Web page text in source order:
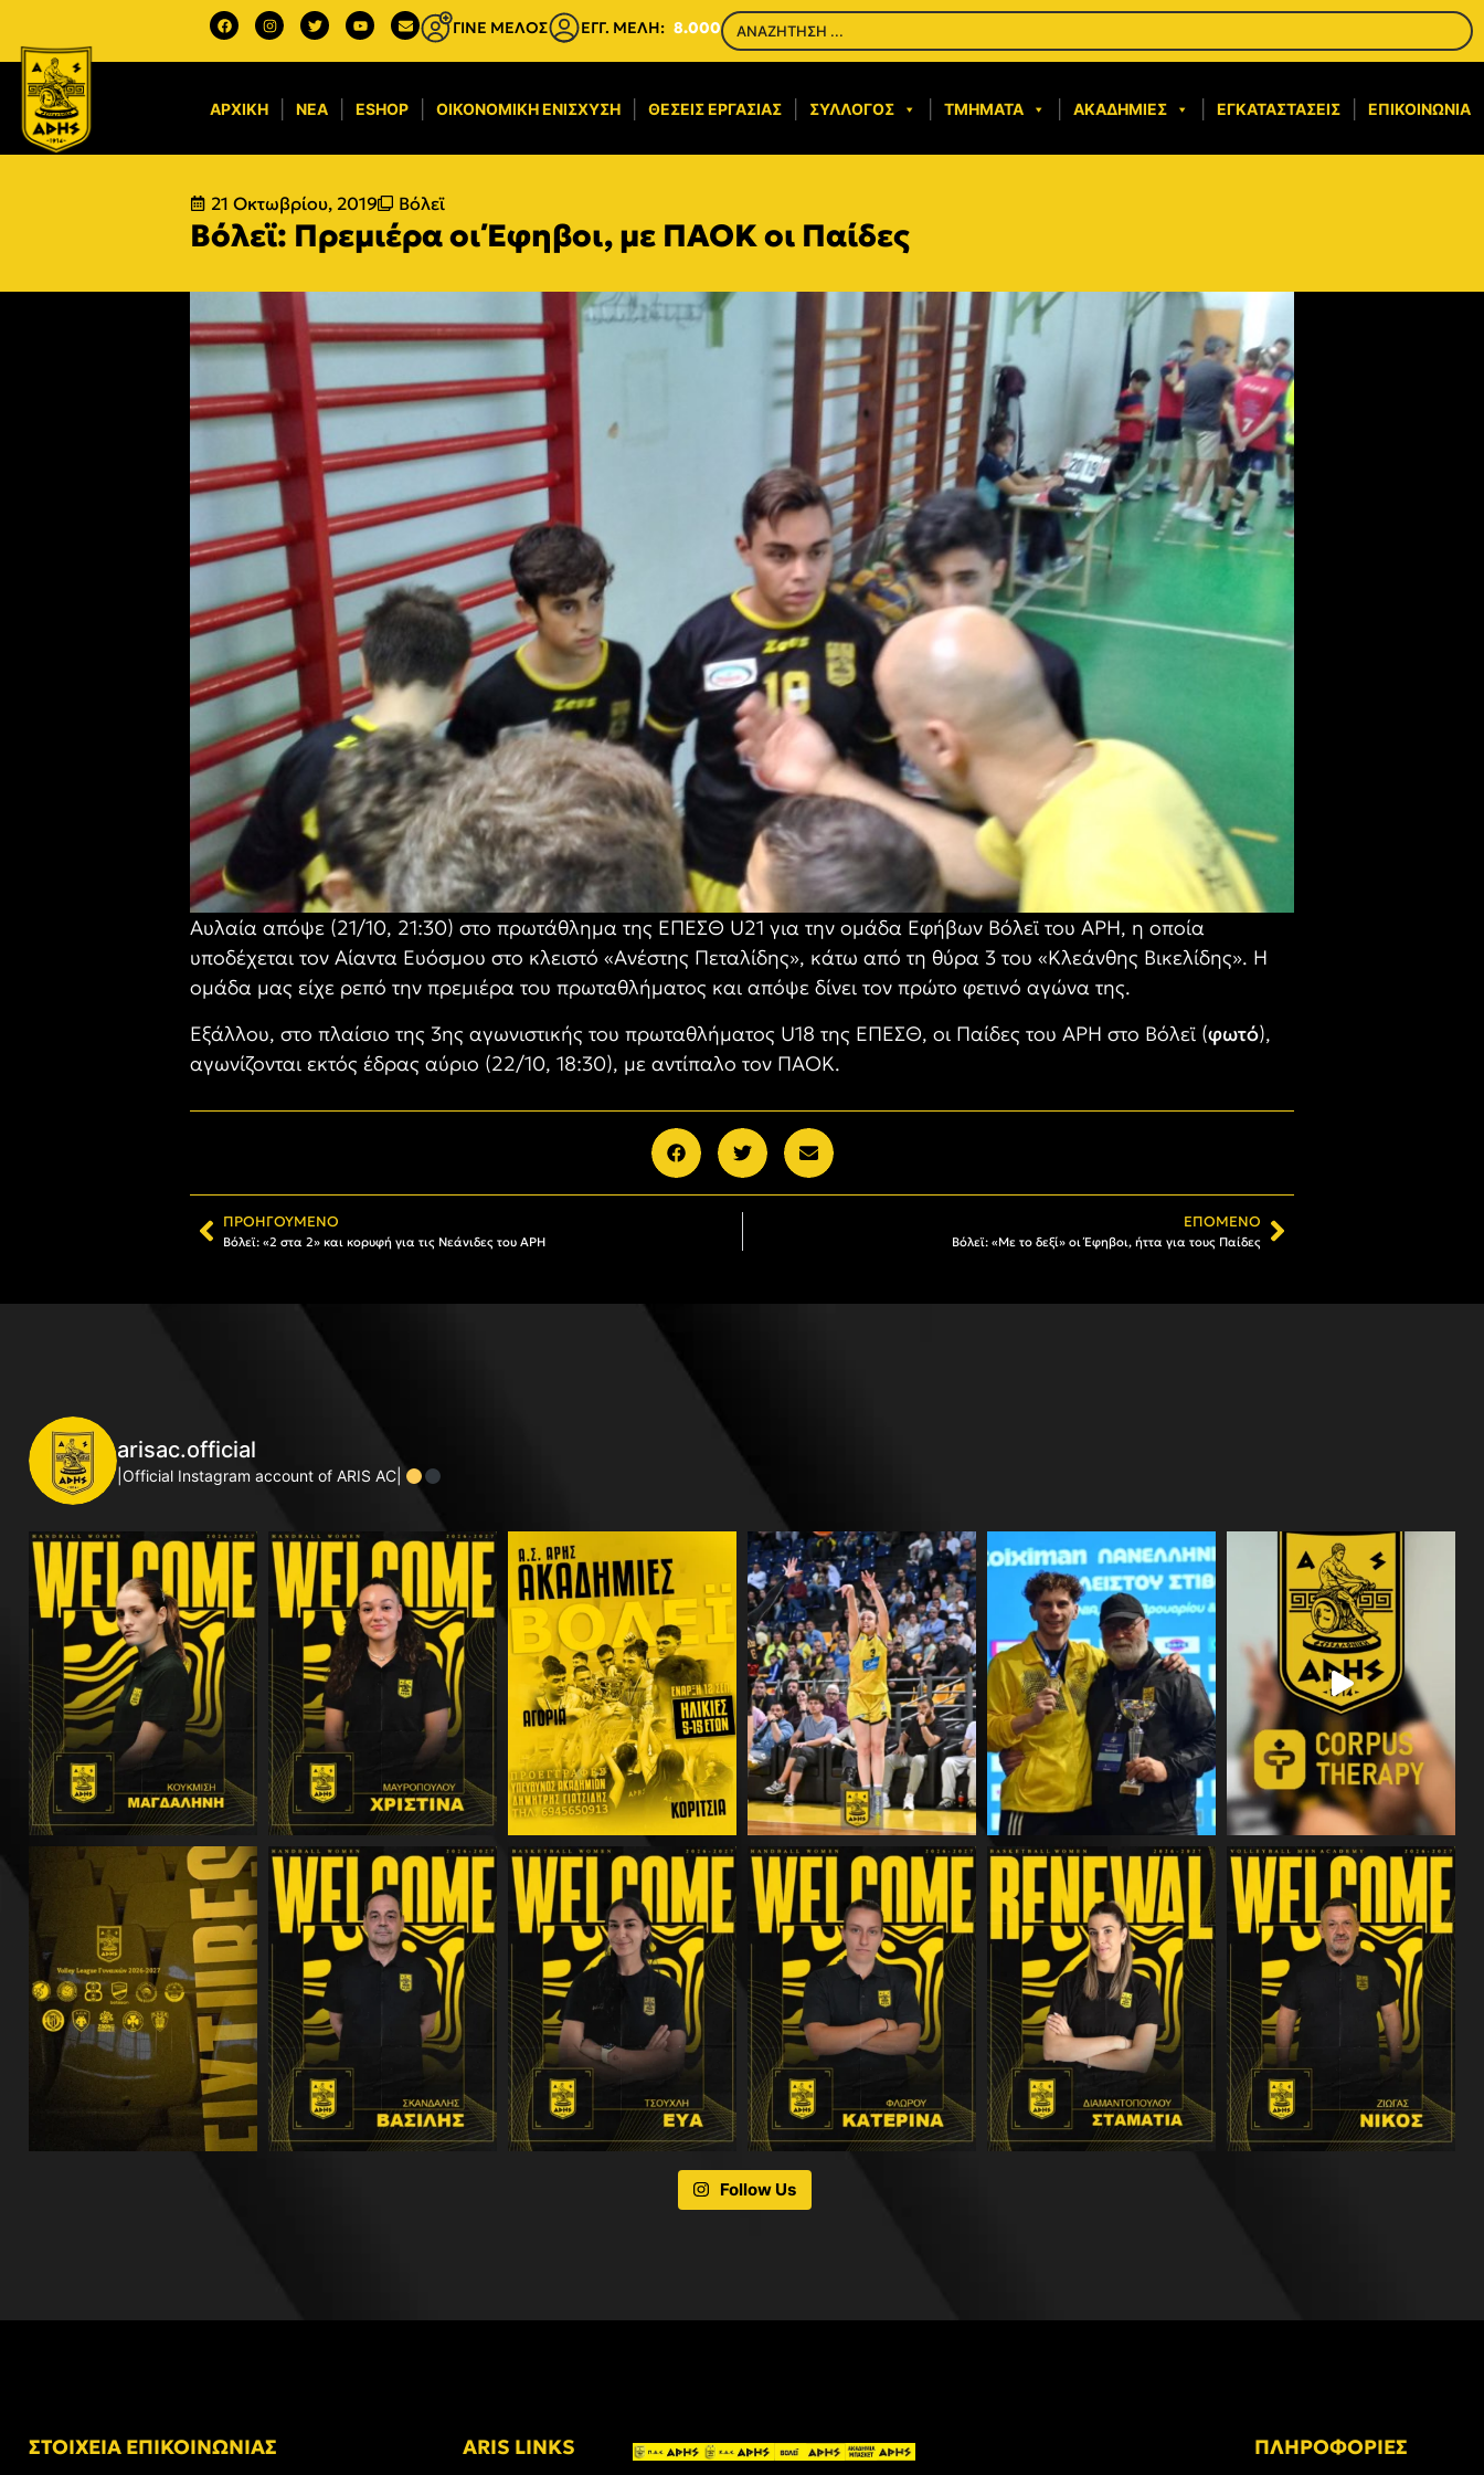
ΓΙΝΕ ΜΕΛΟΣ ΕΓΓ. ΜΕΛΗ: 8.000
ΑΡΧΙΚΉ ΝΈΑ ESHOP ΟΙΚΟΝΟΜΙΚΉ ΕΝΊΣΧΥΣΗ​ ΘΈΣΕΙΣ ΕΡΓΑΣΊΑΣ ΣΎΛΛΟΓΟΣ ΤΜΉΜΑΤΑ ΑΚΑΔΗΜΊΕΣ ΕΓΚΑΤΑΣΤΆΣΕΙΣ ΕΠΙΚΟΙΝΩΝΊΑ
21 Οκτωβρίου, 2019 Βόλεϊ
Βόλεϊ: Πρεμιέρα οι Έφηβοι, με ΠΑΟΚ οι Παίδες
Αυλαία απόψε (21/10, 21:30) στο πρωτάθλημα της ΕΠΕΣΘ U21 για την ομάδα Εφήβων Βόλεϊ του ΑΡΗ, η οποία
υποδέχεται τον Αίαντα Ευόσμου στο κλειστό «Ανέστης Πεταλίδης», κάτω από τη θύρα 3 του «Κλεάνθης Βικελίδης». Η
ομάδα μας είχε ρεπό την πρεμιέρα του πρωταθλήματος και απόψε δίνει τον πρώτο φετινό αγώνα της.
Εξάλλου, στο πλαίσιο της 3ης αγωνιστικής του πρωταθλήματος U18 της ΕΠΕΣΘ, οι Παίδες του ΑΡΗ στο Βόλεϊ (φωτό),
αγωνίζονται εκτός έδρας αύριο (22/10, 18:30), με αντίπαλο τον ΠΑΟΚ.
ΠΡΟΗΓΟΎΜΕΝΟ
Βόλεϊ: «2 στα 2» και κορυφή για τις Νεάνιδες του ΑΡΗ
ΕΠΌΜΕΝΟ
Βόλεϊ: «Με το δεξί» οι Έφηβοι, ήττα για τους Παίδες
arisac.official
|Official Instagram account of ARIS AC|
Follow Us
ΣΤΟΙΧΕΙΑ ΕΠΙΚΟΙΝΩΝΙΑΣ ARIS LINKS ΠΛΗΡΟΦΟΡΙΕΣ